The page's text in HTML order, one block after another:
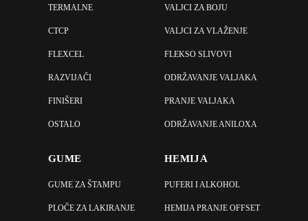
TERMALNE
CTCP
FLEXCEL
RAZVIJAČI
FINIŠERI
OSTALO
VALJCI ZA BOJU
VALJCI ZA VLAŽENJE
FLEKSO SLIVOVI
ODRŽAVANJE VALJAKA
PRANJE VALJAKA
ODRŽAVANJE ANILOXA
GUME
GUME ZA ŠTAMPU
PLOČE ZA LAKIRANJE
HEMIJA
PUFERI I ALKOHOL
HEMIJA PRANJE OFFSET